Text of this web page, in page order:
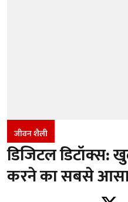
जीवन शैली
डिजिटल डिटॉक्स:
करने का सबसे